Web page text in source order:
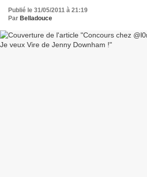
Publié le 31/05/2011 à 21:19
Par Belladouce